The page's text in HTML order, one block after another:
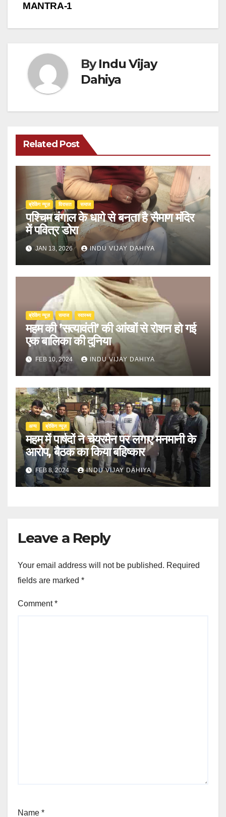
MANTRA-1
ByIndu Vijay
Dahiya
Related Post
ब्रेकिंग न्यूज़ ‍‍विरासत समाज
पश्चिम बंगाल के धागे से बनता है सैमाण मंदिर
में पवित्र डोरा
JAN 13, 2026 INDU VIJAY DAHIYA
ब्रेकिंग न्यूज़ समाज स्वास्थ्य
महम की ’सत्यावंती’ की आंखों से रोशन हो गई
एक बालिका की दुनिया
FEB 10, 2024 INDU VIJAY DAHIYA
अन्य ब्रेकिंग न्यूज़
महम में पार्षदों ने चेयरमैन पर लगाए मनमानी के
आरोप, बैठक का किया बहिष्कार
FEB 8, 2024 INDU VIJAY DAHIYA
Leave a Reply
Your email address will not be published. Required
fields are marked *
Comment*
Name *